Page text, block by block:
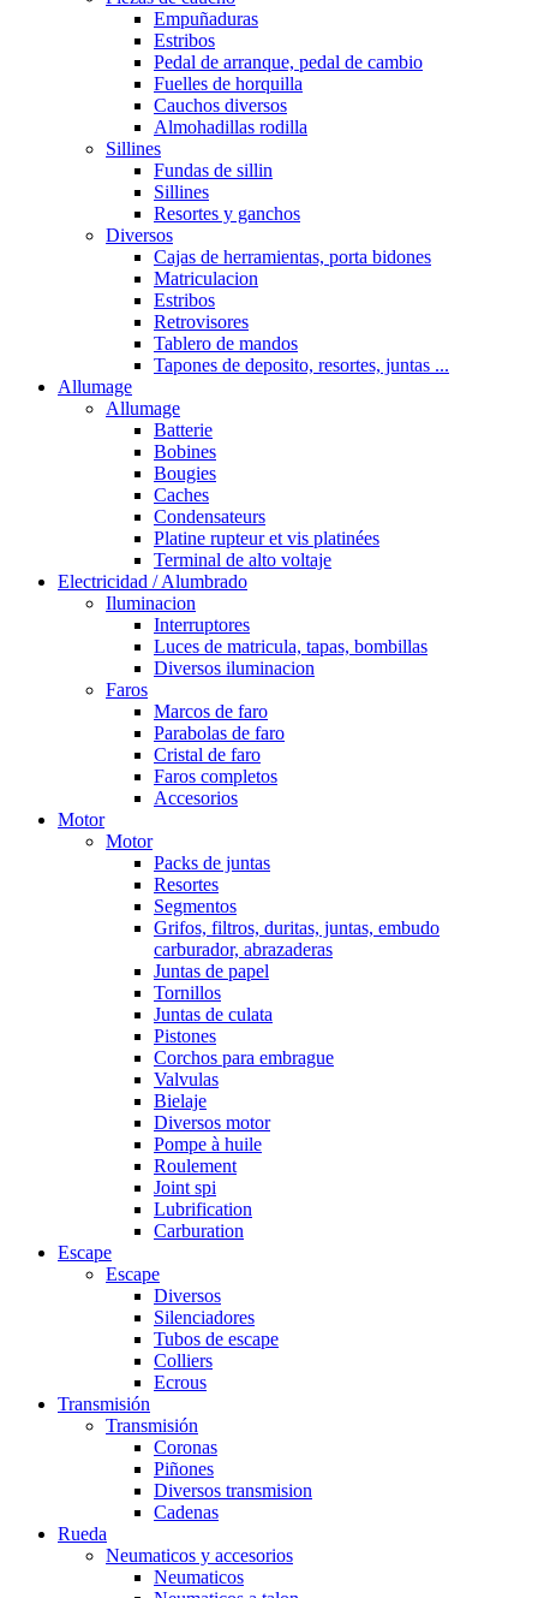
Empuñaduras
Estribos
Pedal de arranque, pedal de cambio
Fuelles de horquilla
Cauchos diversos
Almohadillas rodilla
Sillines
Fundas de sillin
Sillines
Resortes y ganchos
Diversos
Cajas de herramientas, porta bidones
Matriculacion
Estribos
Retrovisores
Tablero de mandos
Tapones de deposito, resortes, juntas ...
Allumage
Allumage
Batterie
Bobines
Bougies
Caches
Condensateurs
Platine rupteur et vis platinées
Terminal de alto voltaje
Electricidad / Alumbrado
Iluminacion
Interruptores
Luces de matricula, tapas, bombillas
Diversos iluminacion
Faros
Marcos de faro
Parabolas de faro
Cristal de faro
Faros completos
Accesorios
Motor
Motor
Packs de juntas
Resortes
Segmentos
Grifos, filtros, duritas, juntas, embudo
carburador, abrazaderas
Juntas de papel
Tornillos
Juntas de culata
Pistones
Corchos para embrague
Valvulas
Bielaje
Diversos motor
Pompe à huile
Roulement
Joint spi
Lubrification
Carburation
Escape
Escape
Diversos
Silenciadores
Tubos de escape
Colliers
Ecrous
Transmisión
Transmisión
Coronas
Piñones
Diversos transmision
Cadenas
Rueda
Neumaticos y accesorios
Neumaticos